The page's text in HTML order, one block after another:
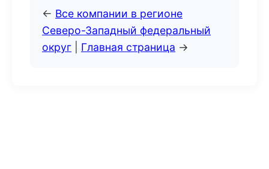
← Все компании в регионе
Северо-Западный федеральный
округ
Главная страница →